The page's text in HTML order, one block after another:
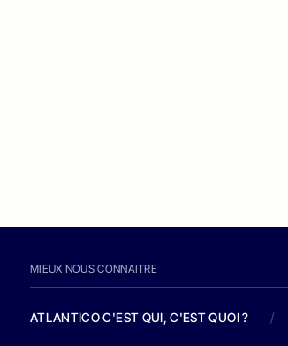
MIEUX NOUS CONNAITRE
ATLANTICO C'EST QUI, C'EST QUOI ? /